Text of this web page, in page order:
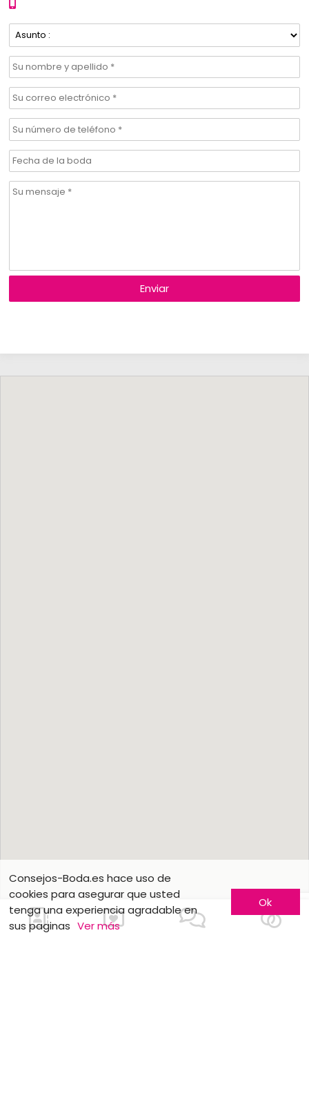
Contactarnos
Enviar
Consejos-Boda.es hace uso de
cookies para asegurar que usted
tenga una experiencia agradable en
sus paginas Ver más
Ok